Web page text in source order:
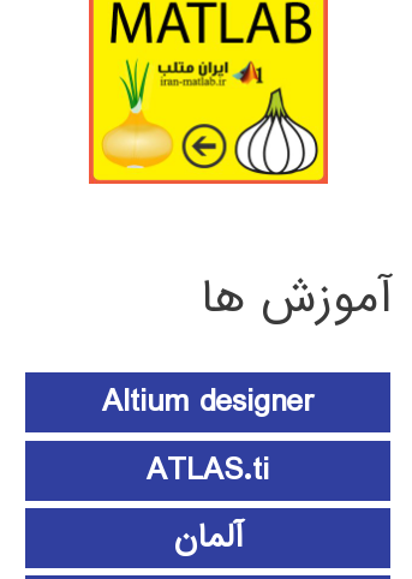
آموزش ها
Altium designer
ATLAS.ti
آلمان